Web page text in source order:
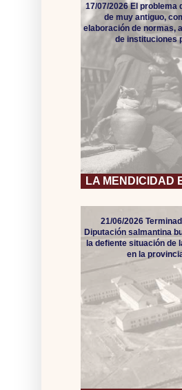
LA MENDICIDAD
17/07/2026 El problema
de muy antiguo,
elaboración de normas,
de instituciones
21/06/2026
Diputación salmantina
la defiente situación de
en la